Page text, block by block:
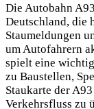
Die Autobahn
Deutschland, die
Staumeldungen
um Autofahrern
spielt eine
zu Baustellen,
Staukarte der
Verkehrsfluss zu